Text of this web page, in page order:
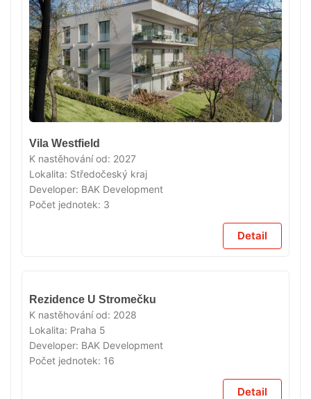
Vila Westfield
K nastěhování od: 2027
Lokalita: Středočeský kraj
Developer: BAK Development
Počet jednotek: 3
Detail
Rezidence U Stromečku
K nastěhování od: 2028
Lokalita: Praha 5
Developer: BAK Development
Počet jednotek: 16
Detail